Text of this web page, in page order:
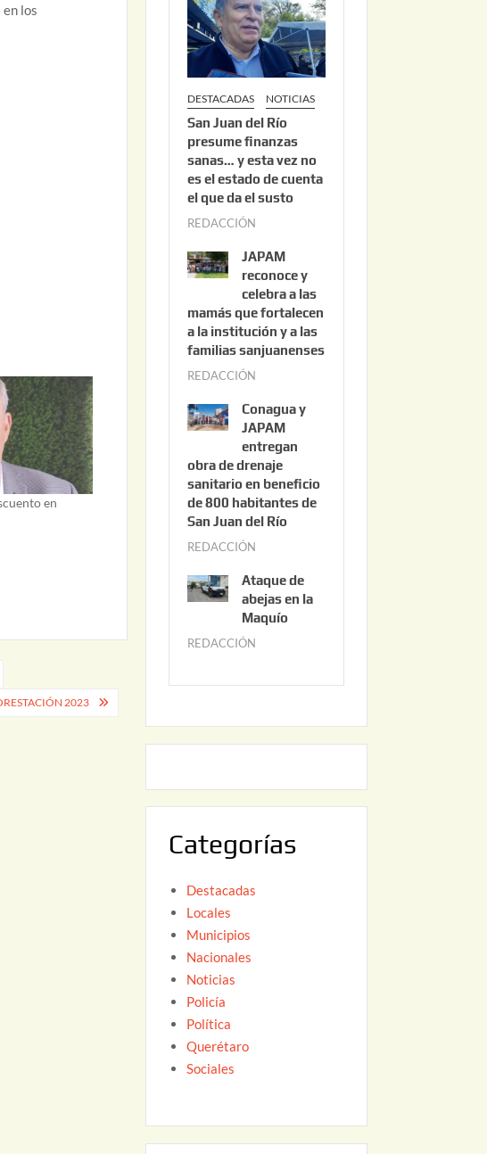
los
en
2023
2
,
2
0
2
6
DESTACADAS NOTICIAS
San Juan del Río
presume finanzas
sanas… y esta vez no
es el estado de cuenta
el que da el susto
REDACCIÓN
s
t
o
3
0
2
6
JAPAM
reconoce y
celebra a las
mamás que fortalecen
a la institución y a las
familias sanjuanenses
REDACCIÓN
n
i
o
3
0
0
2
6
Conagua y
JAPAM
entregan
obra de drenaje
sanitario en beneficio
de 800 habitantes de
San Juan del Río
REDACCIÓN
n
i
0
2
Ataque de
abejas en la
Maquío
REDACCIÓN
y
2
Categorías
Destacadas
Locales
Municipios
Nacionales
Noticias
Policía
Política
Querétaro
Sociales